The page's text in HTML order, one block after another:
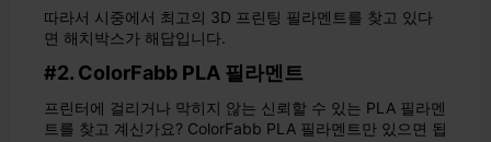
따라서 시중에서 최고의 3D 프린팅 필라멘트를 찾고 있다
면 해치박스가 해답입니다.
#2. ColorFabb PLA 필라멘트
프린터에 걸리거나 막히지 않는 신뢰할 수 있는 PLA 필라멘
트를 찾고 계신가요? ColorFabb PLA 필라멘트만 있으면 됩